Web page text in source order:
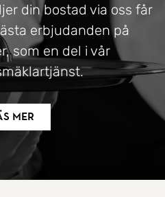
din bostad via oss får
erbjudanden på
som en del i vår
mer